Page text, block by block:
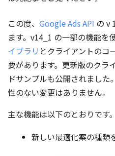
この度、 Google Ads API の v
ます。v14_1 の一部の機能を
イブラリ とクライアントのコ
要があります。更新版のクラ
ドサンプルも公開されまし
性のない変更はありません。
主な機能は以下のとおりです。
新しい最適化案の種類